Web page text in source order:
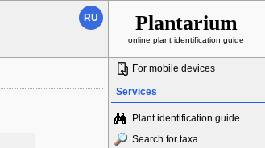
RU Plantarium
online plant identification guide
For mobile devices
Services
Plant identification guide
Search for taxa